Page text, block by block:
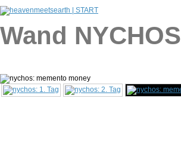
Wand NYCHOS